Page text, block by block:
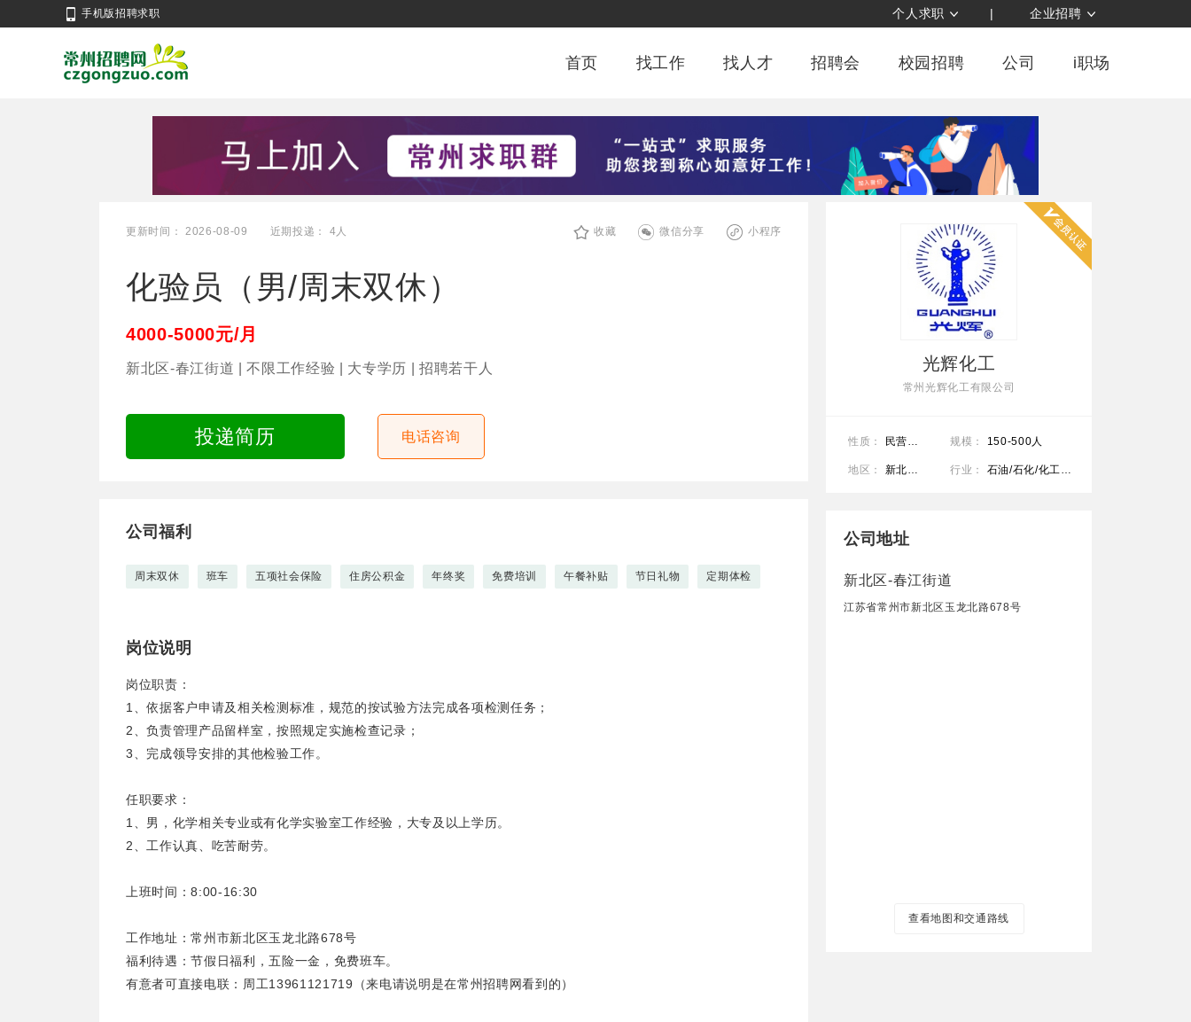
手机版招聘求职 个人求职 | 企业招聘
首页 找工作 找人才 招聘会 校园招聘 公司 i职场
近期投递： 4人
更新时间： 2026-08-09 收藏 微信分享 小程序
化验员（男/周末双休）
4000-5000元/月
新北区-春江街道 | 不限工作经验 | 大专学历 | 招聘若干人
投递简历 电话咨询
公司福利
周末双休 班车 五项社会保险 住房公积金 年终奖 免费培训 午餐补贴 节日礼物 定期体检
岗位说明
岗位职责：
1、依据客户申请及相关检测标准，规范的按试验方法完成各项检测任务；
2、负责管理产品留样室，按照规定实施检查记录；
3、完成领导安排的其他检验工作。
任职要求：
1、男，化学相关专业或有化学实验室工作经验，大专及以上学历。
2、工作认真、吃苦耐劳。
上班时间：8:00-16:30
工作地址：常州市新北区玉龙北路678号
福利待遇：节假日福利，五险一金，免费班车。
有意者可直接电联：周工13961121719（来电请说明是在常州招聘网看到的）
光辉化工
常州光辉化工有限公司
性质： 民营公司 规模： 150-500人
地区： 新北区-春江街道 行业： 石油/石化/化工/加工制造（原料加工/模具）
公司地址
新北区-春江街道
江苏省常州市新北区玉龙北路678号
查看地图和交通路线